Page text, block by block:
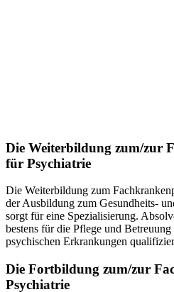
Die Weiterbildung zum/zur
für Psychiatrie
Die Weiterbildung zum
der Ausbildung zum Gesundheits-
sorgt für eine Spezialisierung.
bestens für die Pflege und
psychischen Erkrankungen
Die Fortbildung zum/zur
Psychiatrie